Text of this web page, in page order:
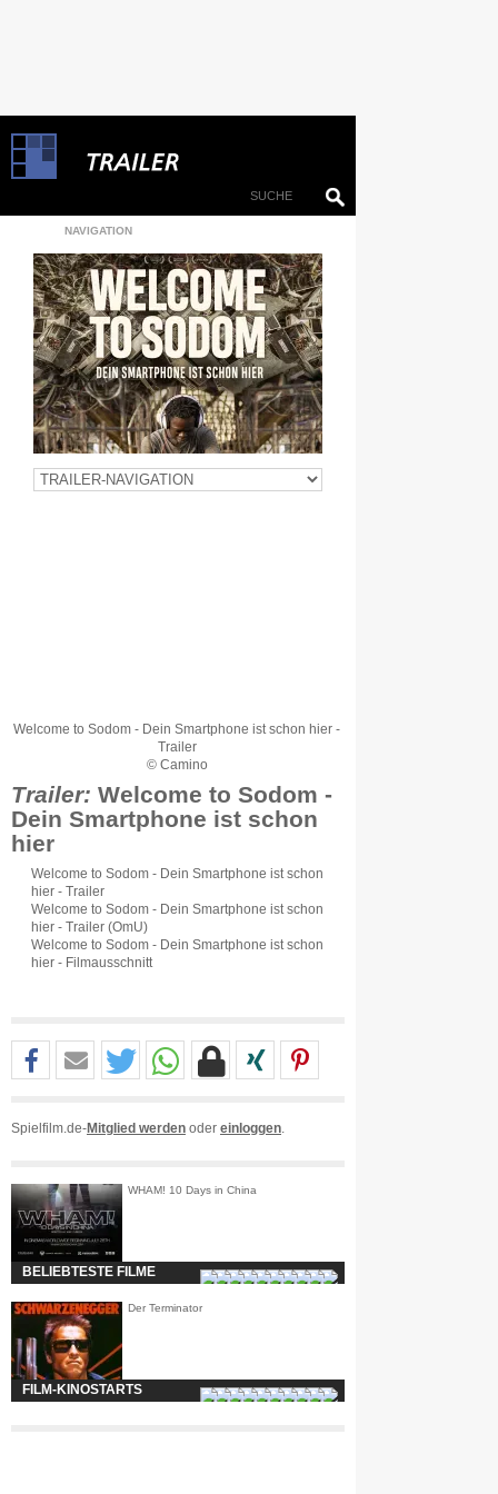
NAVIGATION
Welcome to Sodom - Dein Smartphone ist schon hier -
Trailer
© Camino
Trailer: Welcome to Sodom -
Dein Smartphone ist schon
hier
Welcome to Sodom - Dein Smartphone ist schon
hier - Trailer
Welcome to Sodom - Dein Smartphone ist schon
hier - Trailer (OmU)
Welcome to Sodom - Dein Smartphone ist schon
hier - Filmausschnitt
Spielfilm.de-Mitglied werden oder einloggen
WHAM! 10 Days in China
BELIEBTESTE FILME
Der Terminator
FILM-KINOSTARTS